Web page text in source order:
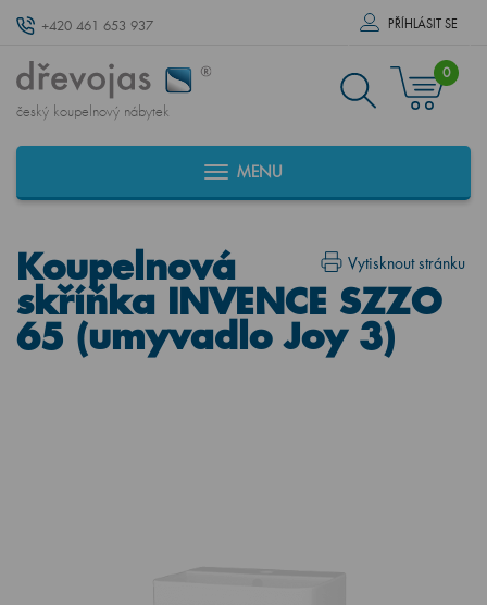
+420 461 653 937 PŘÍHLÁSIT SE
český koupelnový nábytek
0
MENU
Vytisknout stránku
Koupelnová
skříňka INVENCE SZZO
65 (umyvadlo Joy 3)